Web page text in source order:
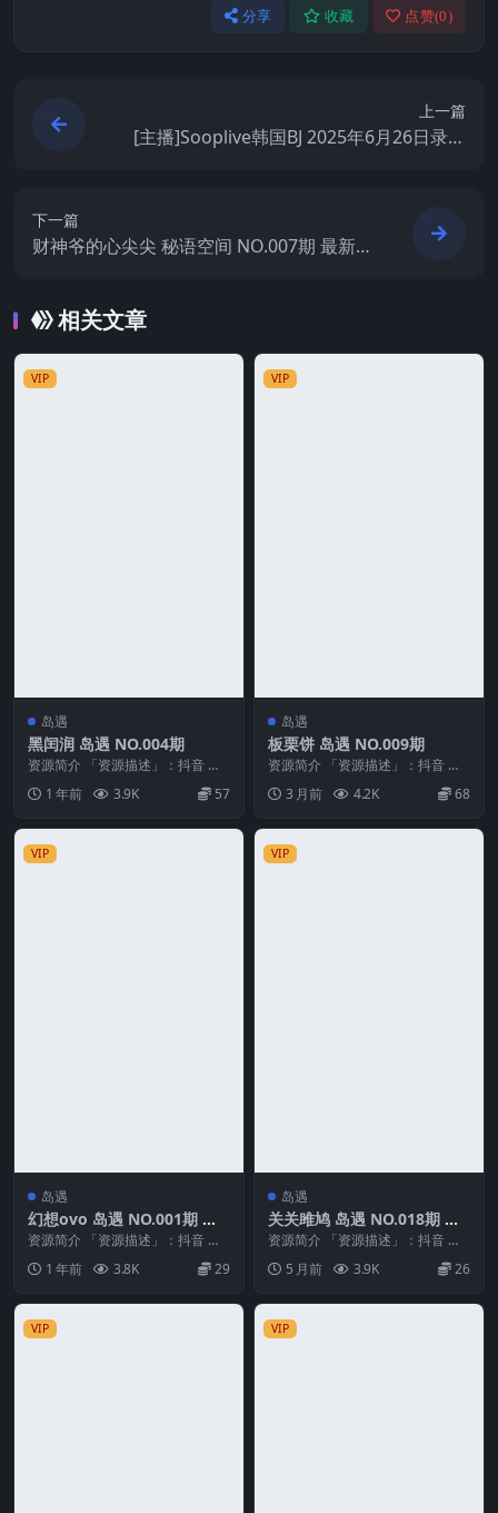
分享 收藏 点赞(0)
上一篇
[主播]Sooplive韩国BJ 2025年6月26日录制
下一篇
财神爷的心尖尖 秘语空间 NO.007期 最新
相关文章
VIP
岛遇
黑闰润 岛遇 NO.004期
资源简介 「资源描述」：抖音 黑
「资源名...
1 年前 3.9K 57
VIP
岛遇
板栗饼 岛遇 NO.009期
资源简介 「资源描述」：抖音 板
栗饼 岛遇 NO.009期 【18P3V】
「资...3 月前 4.2K 68
VIP
岛遇
幻想ovo 岛遇 NO.001期 最
新至：2025.7.19
资源简介 「资源描述」：抖音 幻
想ovo 岛遇 NO.001期 【2P5V】
最新...1 年前 3.8K 29
VIP
岛遇
关关雎鸠 岛遇 NO.018期 最
新至：2026.3.15
资源简介 「资源描述」：抖音 关
关雎鸠 岛遇 NO.018期 【17P2V】
最新...5 月前 3.9K 26
VIP VIP